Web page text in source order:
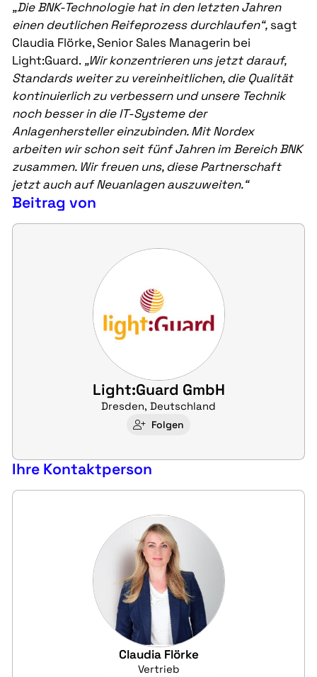
„Die BNK-Technologie hat in den letzten Jahren
einen deutlichen Reifeprozess durchlaufen“, sagt
Claudia Flörke, Senior Sales Managerin bei
Light:Guard. „Wir konzentrieren uns jetzt darauf,
Standards weiter zu vereinheitlichen, die Qualität
kontinuierlich zu verbessern und unsere Technik
noch besser in die IT-Systeme der
Anlagenhersteller einzubinden. Mit Nordex
arbeiten wir schon seit fünf Jahren im Bereich BNK
zusammen. Wir freuen uns, diese Partnerschaft
jetzt auch auf Neuanlagen auszuweiten.“
Beitrag von
Light:Guard GmbH
Dresden, Deutschland
Folgen
Ihre Kontaktperson
Claudia Flörke
Vertrieb